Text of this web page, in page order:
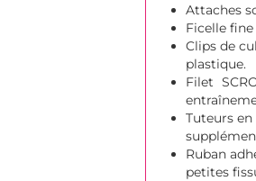
Attaches
Ficelle
Clips de
plastique.
Filet
Tuteurs
Ruban
petites